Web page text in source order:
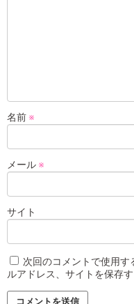
名前 ※
メール ※
サイト
次回のコメントで使用
ルアドレス、サイトを保存す